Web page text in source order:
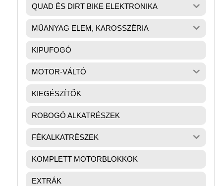
QUAD ÉS DIRT BIKE ELEKTRONIKA
MŰANYAG ELEM, KAROSSZÉRIA
KIPUFOGÓ
MOTOR-VÁLTÓ
KIEGÉSZÍTŐK
ROBOGÓ ALKATRÉSZEK
FÉKALKATRÉSZEK
KOMPLETT MOTORBLOKKOK
EXTRÁK